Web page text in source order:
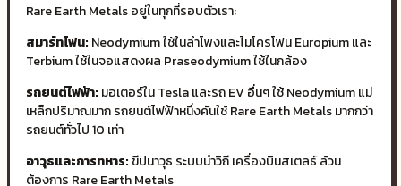
Rare Earth Metals อยู่ในทุกที่รอบตัวเรา:
สมาร์ทโฟน: Neodymium ใช้ในลำโพงและไมโครโฟน Europium และ
Terbium ใช้ในจอแสดงผล Praseodymium ใช้ในกล้อง
รถยนต์ไฟฟ้า: มอเตอร์ใน Tesla และรถ EV อื่นๆ ใช้ Neodymium แม่
เหล็กปริมาณมาก รถยนต์ไฟฟ้าหนึ่งคันใช้ Rare Earth Metals มากกว่า
รถยนต์ทั่วไป 10 เท่า
อาวุธและการทหาร: ขีปนาวุธ ระบบนำวิถี เครื่องบินสเตลธ์ ล้วน
ต้องการ Rare Earth Metals